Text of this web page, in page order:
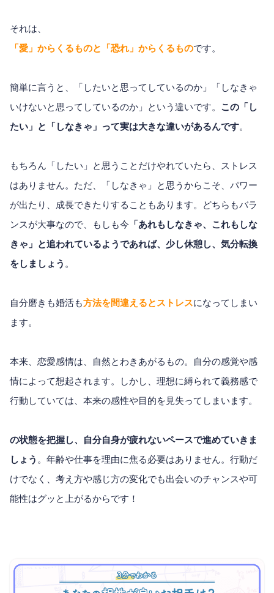
それは、
「愛」からくるものと「恐れ」からくるものです。
簡単に言うと、「したいと思ってしているのか」「しなきゃ
いけないと思ってしているのか」という違いです。 この「し
たい」と「しなきゃ」って実は大きな違いがあるんです。
もちろん「したい」と思うことだけやれていたら、ストレス
はありません。ただ、「しなきゃ」と思うからこそ、パワー
が出たり、成長できたりすることもあります。どちらもバラ
ンスが大事なので、もしも今 「あれもしなきゃ、これもしな
きゃ」と追われているようであれば、少し休憩し、気分転換
をしましょう 。
自分磨きも婚活も方法を間違えるとストレスになってしまい
ます。
本来、恋愛感情は、自然とわきあがるもの。自分の感覚や感
情によって想起されます。しかし、理想に縛られて義務感で
行動していては、本来の感性や目的を見失ってしまいます。
の状態を把握し、自分自身が疲れないペースで進めていきま
しょう 。年齢や仕事を理由に焦る必要はありません。行動だ
けでなく、考え方や感じ方の変化でも出会いのチャンスや可
能性はグッと上がるからです！